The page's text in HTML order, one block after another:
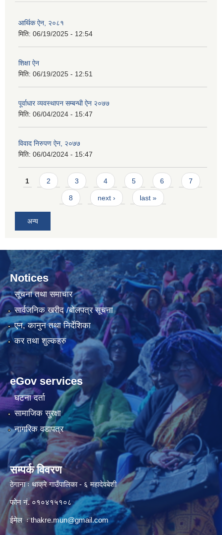
आर्थिक ऐन, २०८१
मिति: 06/19/2025 - 12:54
शिक्षा ऐन
मिति: 06/19/2025 - 12:51
पूर्वाधार व्यवस्थापन सम्बन्धी ऐन २०७७
मिति: 06/04/2024 - 15:47
विवाद निरुपण ऐन, २०७७
मिति: 06/04/2024 - 15:47
Pages
1 2 3 4 5 6 7
8 next › last »
अन्य
Notices
सूचना तथा समाचार
सार्वजनिक खरीद /बोलपत्र सूचना
एन, कानुन तथा निर्देशिका
कर तथा शुल्कहरु
eGov services
घटना दर्ता
सामाजिक सुरक्षा
नागरिक वडापत्र
सम्पर्क विवरण
ठेगाना ः थाक्रे गाउँपालिका - ६ महादेवबेशी
फोन नं. ०१०४१५१०८
ईमेल ःthakre.mun@gmail.com